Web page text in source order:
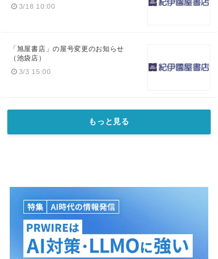
3/18 10:00
「旭屋書店」の屋号変更のお知らせ
（池袋店）
3/3 15:00
もっと見る